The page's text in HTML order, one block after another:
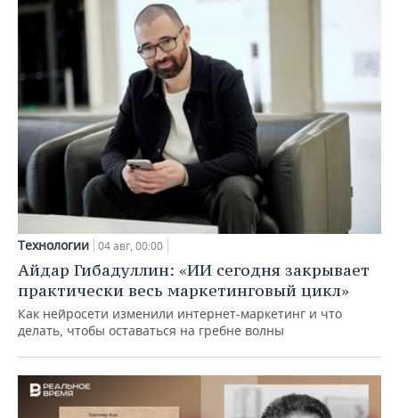
Технологии 04 авг, 00:00
Айдар Гибадуллин: «ИИ сегодня закрывает
практически весь маркетинговый цикл»
Как нейросети изменили интернет-маркетинг и что
делать, чтобы оставаться на гребне волны